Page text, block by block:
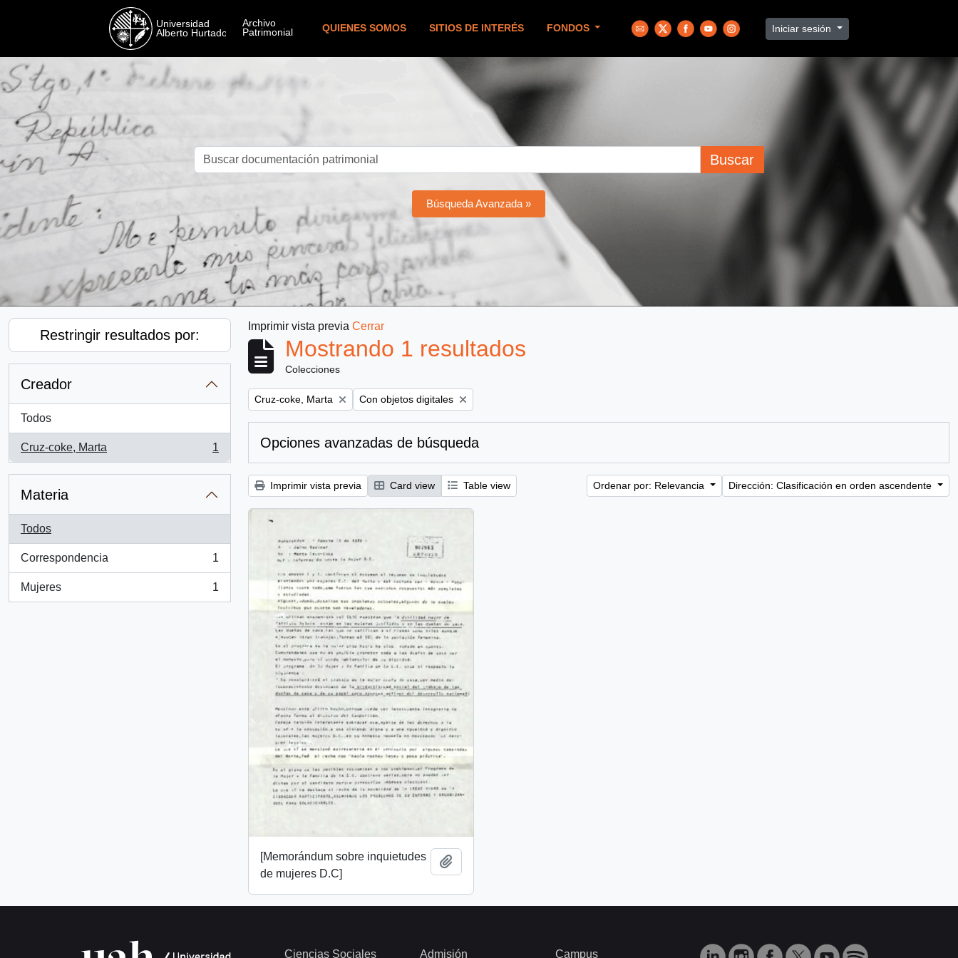
QUIENES SOMOS SITIOS DE INTERÉS FONDOS Iniciar sesión
Buscar
Búsqueda Avanzada »
Restringir resultados por:
Creador
Todos
Cruz-coke, Marta
, 1 resultados
1
Materia
Todos
Correspondencia
, 1 resultados
1
Mujeres
, 1 resultados
1
Imprimir vista previa Cerrar
Mostrando 1 resultados
Colecciones
Remove filter:
Cruz-coke, Marta Remove filter:
Con objetos digitales
Opciones avanzadas de búsqueda
Imprimir vista previa Card view Table view Ordenar por: Relevancia Dirección: Clasificación en orden ascendente
[Memorándum sobre inquietudes
de mujeres D.C]
Ciencias Sociales Admisión Campus